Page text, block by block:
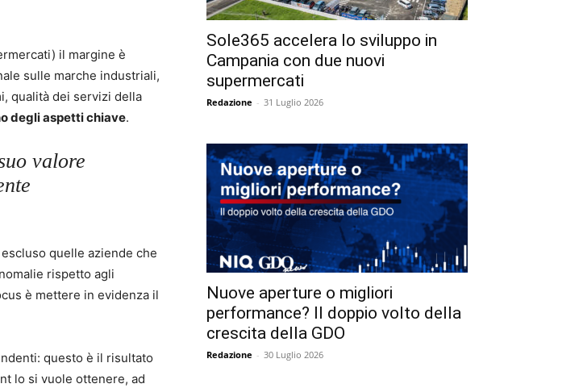
il margine è
sulle marche industriali,
qualità dei servizi della
degli aspetti chiave.
valore
quelle aziende che
rispetto agli
è mettere in evidenza il
questo è il risultato
lo si vuole ottenere, ad
Sole365 accelera lo sviluppo in
Campania con due nuovi
supermercati
Redazione - 31 Luglio 2026
Nuove aperture o migliori
performance? Il doppio volto della
crescita della GDO
Redazione - 30 Luglio 2026